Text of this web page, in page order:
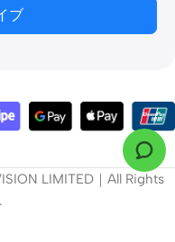
外観を提供します。
ンは、使用しないときは
ます。
ン
省スペースで優れたソリ
ブ
LIMITED｜All Rights